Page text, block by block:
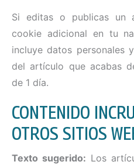
Si editas o publicas un
cookie adicional en tu
incluye datos personales
del artículo que acabas
de 1 día.
CONTENIDO
OTROS SITIOS
Texto sugerido: Los